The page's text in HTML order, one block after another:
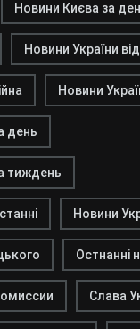
Новини Києва за
Новини України
Новини
день
тиждень
Новини
Остнанні
Слава